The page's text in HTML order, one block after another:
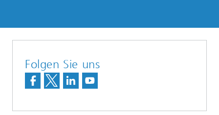
Folgen Sie uns